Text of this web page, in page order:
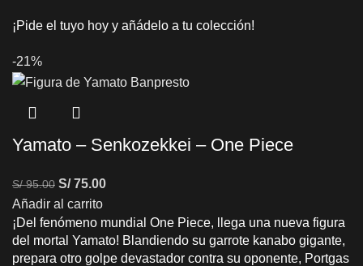
¡Pide el tuyo hoy y añádelo a tu colección!
-21%
Yamato – Senkozekkei – One Piece
S/95.00 S/75.00
Añadir al carrito
¡Del fenómeno mundial One Piece, llega una nueva figura
del mortal Yamato! Blandiendo su garrote kanabo gigante,
prepara otro golpe devastador contra su oponente, Portgas